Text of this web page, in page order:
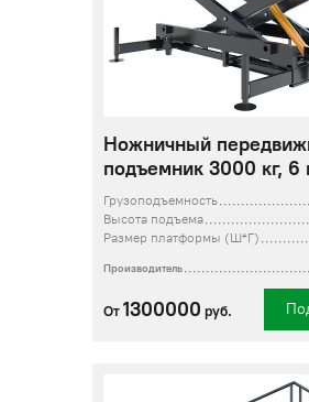
Ножничный
подъемник 3000 кг, 6
Грузоподъемность
Высота подъема
Размер платформы (Ш*Г)
Производитель
От 1300000 руб.